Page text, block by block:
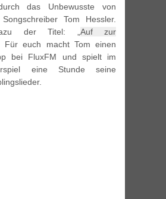
das Unbewusste von
Tom Hessler.
der Titel: „Auf zur
Für euch macht Tom einen
bei FluxFM und spielt im
eine Stunde seine